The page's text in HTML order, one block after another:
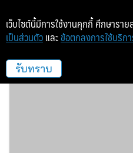
มีเดีย แพลนเนอร์
เว็บไซต์นี้มีการใช้งานคุกกี้ ศึกษาราย
เป็นส่วนตัว และ ข้อตกลงการใช้บริก
รับทราบ